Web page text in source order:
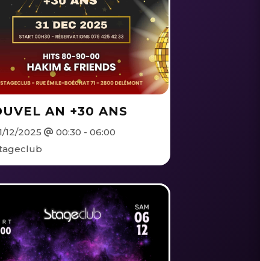
AN +30 ANS
12/2025
00:30 - 06:00